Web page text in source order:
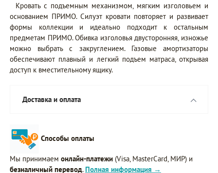
Кровать с подъемным механизмом, мягким изголовьем и
основанием ПРИМО. Силуэт кровати повторяет и развивает
формы коллекции и идеально подходит к остальным
предметам ПРИМО. Обивка изголовья двусторонняя, изножье
можно выбрать с закруглением. Газовые амортизаторы
обеспечивают плавный и легкий подъем матраса, открывая
доступ к вместительному ящику.
Доставка и оплата
Способы оплаты
Мы принимаем онлайн-платежи (Visa, MasterCard, МИР) и
безналичный перевод. Полная информация →